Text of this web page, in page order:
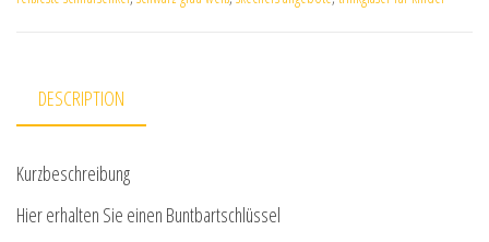
DESCRIPTION
Kurzbeschreibung
Hier erhalten Sie einen Buntbartschlüssel